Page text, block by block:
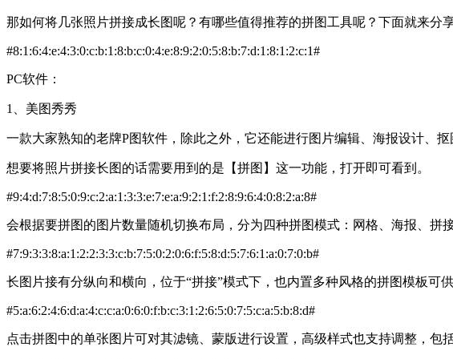
那如何将几张照片拼接成长图呢？有哪些值得推荐的拼图工具呢？下面就来分
#8:1:6:4:e:4:3:0:c:b:1:8:b:c:0:4:e:8:9:2:0:5:8:b:7:d:1:8:1:2:c:1#
PC软件：
1、美图秀秀
一款大家熟知的老牌P图软件，除此之外，它还能进行图片编辑、海报设计、
想要将照片拼接长图的话需要用到的是【拼图】这一功能，打开即可看到。
#9:4:d:7:8:5:0:9:c:2:a:1:3:3:e:7:e:a:9:2:1:f:2:8:9:6:4:0:8:2:a:8#
会根据要拼图的图片数量随机切换布局，分为四种拼图模式：网格、海报、拼
#7:9:3:3:8:a:1:2:2:3:3:c:b:7:5:0:2:0:6:f:5:8:d:5:7:6:1:a:0:7:0:b#
长图片接有分纵向和横向，位于“拼接”模式下，也内置多种风格的拼图模板可
#5:a:6:2:4:6:d:a:4:c:c:a:0:6:0:f:b:c:3:1:2:6:5:0:7:5:c:a:5:b:8:d#
点击拼图中的单张图片可对其滤镜、蒙版进行设置，高级样式也支持调整，包